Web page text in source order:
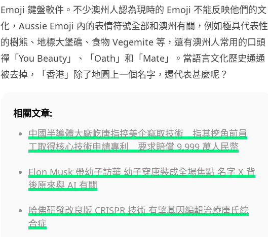
Emoji 鍵盤軟件。不少澳州人認為現時的 Emoji 不能反映他們的文
化，Aussie Emoji 內的表情符號全部和澳州有關，例如極具代表性
的樹熊、地標大堡礁、食物 Vegemite 等，還有澳州人常用的口頭
禪「You Beauty」、「Oath」和「Mate」。當語言文化歷史通通
被去掉，「香港」除了地圖上一個名字，還代表甚麼呢？
相關文章:
中國半導體大廠屹唐指控美企竊取技術 指其挖角前員
工取得核心技術申請專利 要求賠償 9,999 萬人民幣
Elon Musk 帶幼子訪華 幼子穿唐裝成全場焦點 名字 X 背
後原來與 AI 有關
哈佛研發改良版 CRISPR 技術 有望基因編輯治療唐氏綜
合症